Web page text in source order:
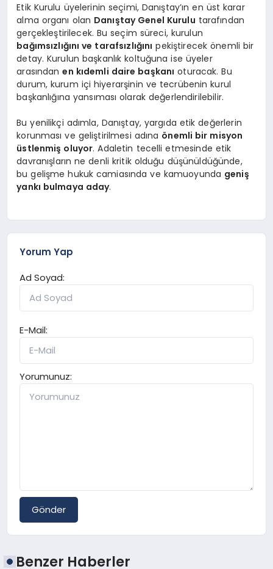
Etik Kurulu üyelerinin seçimi, Danıştay’ın en üst karar
alma organı olan Danıştay Genel Kurulu tarafından
gerçekleştirilecek. Bu seçim süreci, kurulun
bağımsızlığını ve tarafsızlığını pekiştirecek önemli bir
detay. Kurulun başkanlık koltuğuna ise üyeler
arasındanen kıdemli daire başkanı oturacak. Bu
durum, kurum içi hiyerarşinin ve tecrübenin kurul
başkanlığına yansıması olarak değerlendirilebilir.
Bu yenilikçi adımla, Danıştay, yargıda etik değerlerin
korunması ve geliştirilmesi adına önemli bir misyon
üstlenmiş oluyor. Adaletin tecelli etmesinde etik
davranışların ne denli kritik olduğu düşünüldüğünde,
bu gelişme hukuk camiasında ve kamuoyunda geniş
yankı bulmaya aday.
Yorum Yap
Ad Soyad:
E-Mail:
Yorumunuz:
Gönder
Benzer Haberler